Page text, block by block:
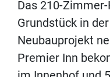
Das 210-
Grundstück in
Neubauprojekt
Premier Inn